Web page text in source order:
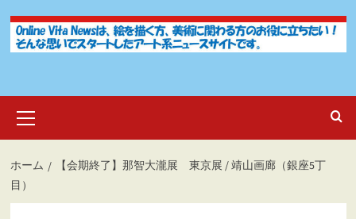
イ
ン
ニ
ー
ホーム
【会期終了】那智大瀧展 東京展 / 靖山画廊（銀座5丁
目）